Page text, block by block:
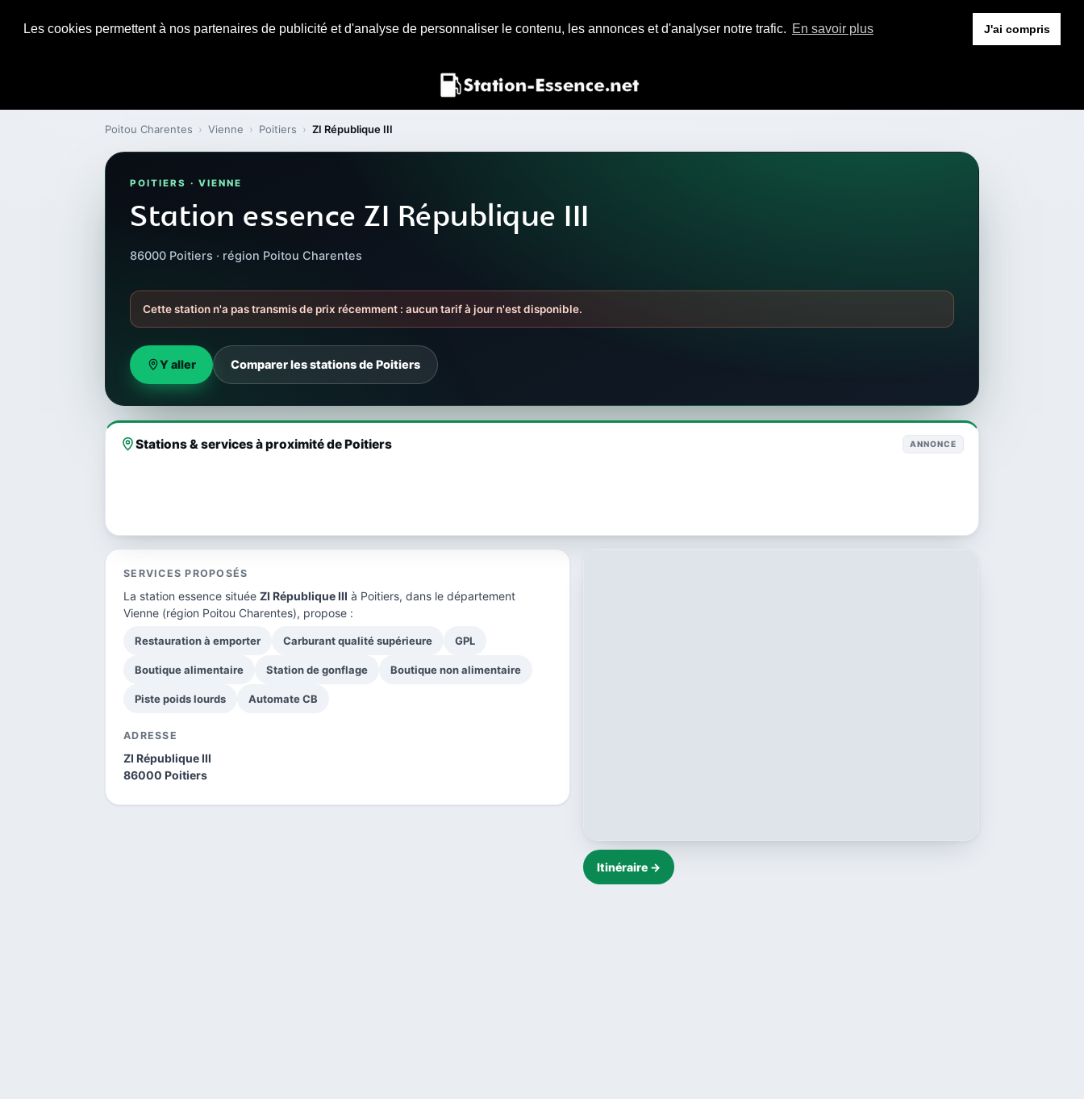
Les cookies permettent à nos partenaires de publicité et d'analyse de personnaliser le contenu, les annonces et d'analyser notre trafic. En savoir plus J'ai compris
Poitou Charentes › Vienne › Poitiers › ZI République III
POITIERS · VIENNE
Station essence ZI République III
86000 Poitiers · région Poitou Charentes
Cette station n'a pas transmis de prix récemment : aucun tarif à jour n'est disponible.
Y aller Comparer les stations de Poitiers
Stations & services à proximité de Poitiers ANNONCE
SERVICES PROPOSÉS
La station essence située ZI République III à Poitiers, dans le département
Vienne (région Poitou Charentes), propose :
Restauration à emporter Carburant qualité supérieure GPL
Boutique alimentaire Station de gonflage Boutique non alimentaire
Piste poids lourds Automate CB
ADRESSE
ZI République III
86000 Poitiers
Itinéraire →